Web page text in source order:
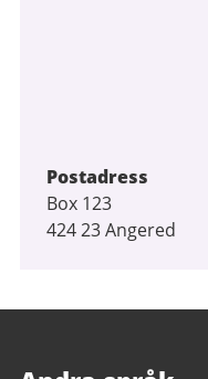
Postadress
Box 123
424 23 Angered